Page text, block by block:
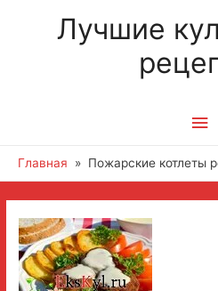
Лучшие
Главная Пожарские котлеты